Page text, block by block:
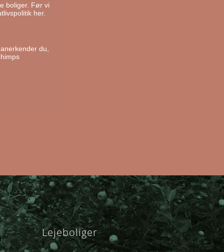
boliger. Før vi
her.
du,
Lejeboliger